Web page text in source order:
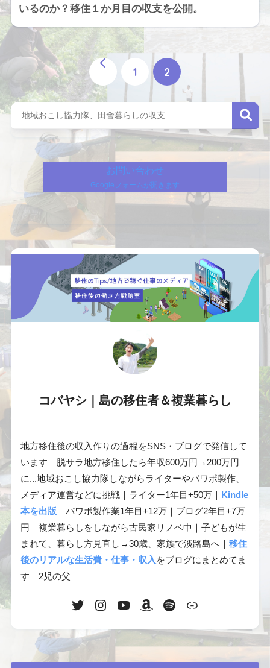
いるのか？移住１か月目の収支を公開。
1 2
お問い合わせ
Googleフォームが開きます
コバヤシ｜島の移住者＆複業暮らし
地方移住後の収入作りの過程をSNS・ブログで発信して
います｜脱サラ地方移住したら年収600万円→200万円
に...地域おこし協力隊しながらライターやパワポ製作、
メディア運営などに挑戦｜ライター1年目+50万｜
Kindle
本を出版 ｜パワポ製作業1年目+12万｜ブログ2年目+7万
円｜複業暮らしをしながら古民家リノベ中｜子どもが生
まれて、暮らし方見直し→30歳、家族で淡路島へ｜ 移住
後のリアルな生活費・仕事・収入 をブログにまとめてま
す｜2児の父